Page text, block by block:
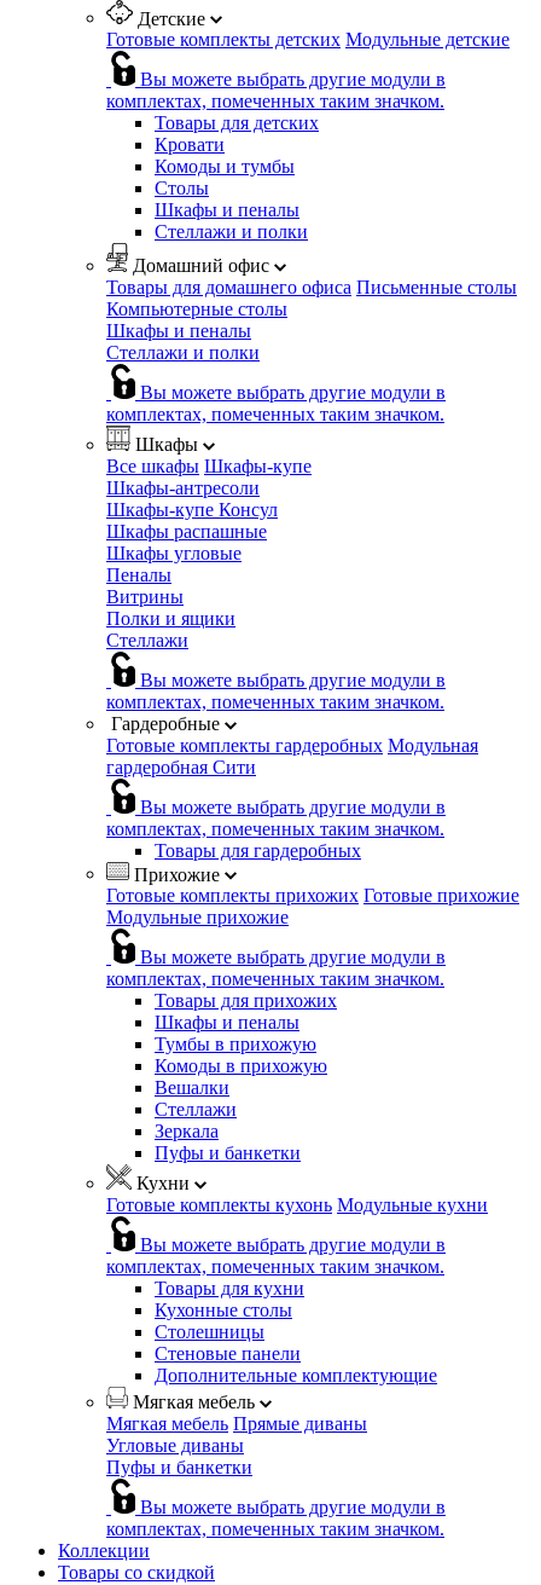
Детские
Готовые комплекты детских Модульные детские
Вы можете выбрать другие модули в
комплектах, помеченных таким значком.
Товары для детских
Кровати
Комоды и тумбы
Столы
Шкафы и пеналы
Стеллажи и полки
Домашний офис
Товары для домашнего офиса Письменные столы
Компьютерные столы
Шкафы и пеналы
Стеллажи и полки
Вы можете выбрать другие модули в
комплектах, помеченных таким значком.
Шкафы
Все шкафы Шкафы-купе
Шкафы-антресоли
Шкафы-купе Консул
Шкафы распашные
Шкафы угловые
Пеналы
Витрины
Полки и ящики
Стеллажи
Вы можете выбрать другие модули в
комплектах, помеченных таким значком.
Гардеробные
Готовые комплекты гардеробных Модульная
гардеробная Сити
Вы можете выбрать другие модули в
комплектах, помеченных таким значком.
Товары для гардеробных
Прихожие
Готовые комплекты прихожих Готовые прихожие
Модульные прихожие
Вы можете выбрать другие модули в
комплектах, помеченных таким значком.
Товары для прихожих
Шкафы и пеналы
Тумбы в прихожую
Комоды в прихожую
Вешалки
Стеллажи
Зеркала
Пуфы и банкетки
Кухни
Готовые комплекты кухонь Модульные кухни
Вы можете выбрать другие модули в
комплектах, помеченных таким значком.
Товары для кухни
Кухонные столы
Столешницы
Стеновые панели
Дополнительные комплектующие
Мягкая мебель
Мягкая мебель Прямые диваны
Угловые диваны
Пуфы и банкетки
Вы можете выбрать другие модули в
комплектах, помеченных таким значком.
Коллекции
Товары со скидкой